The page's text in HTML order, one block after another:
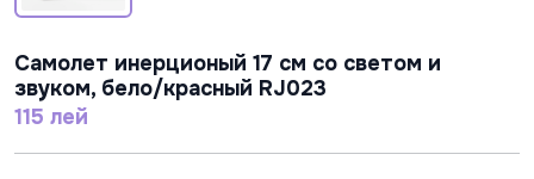
Самолет инерционый 17 см со светом и
звуком, бело/красный RJ023
115 лей